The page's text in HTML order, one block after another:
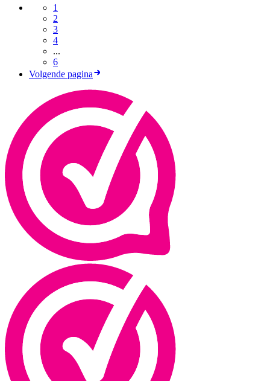
1
2
3
4
...
6
Volgende pagina